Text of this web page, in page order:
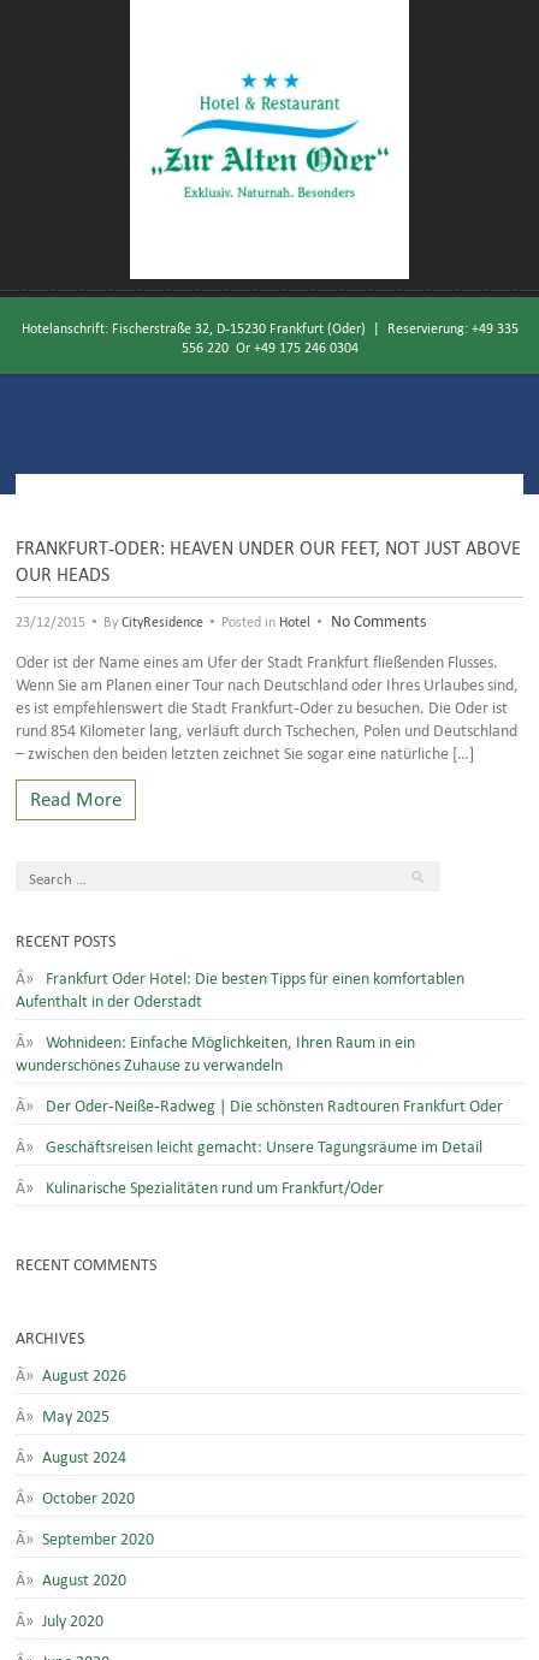
Hotelanschrift: Fischerstraße 32, D-15230 Frankfurt (Oder) | Reservierung: +49 335
556 220Or +49 175 246 0304
FRANKFURT-ODER: HEAVEN UNDER OUR FEET, NOT JUST ABOVE
OUR HEADS
23/12/2015 • ByCityResidence • Posted in Hotel • No Comments
Oder ist der Name eines am Ufer der Stadt Frankfurt fließenden Flusses.
Wenn Sie am Planen einer Tour nach Deutschland oder Ihres Urlaubes sind,
es ist empfehlenswert die Stadt Frankfurt-Oder zu besuchen. Die Oder ist
rund 854 Kilometer lang, verläuft durch Tschechen, Polen und Deutschland
– zwischen den beiden letzten zeichnet Sie sogar eine natürliche […]
Read More
RECENT POSTS
Frankfurt Oder Hotel: Die besten Tipps für einen komfortablen
Aufenthalt in der Oderstadt
Wohnideen: Einfache Möglichkeiten, Ihren Raum in ein
wunderschönes Zuhause zu verwandeln
Der Oder-Neiße-Radweg | Die schönsten Radtouren Frankfurt Oder
Geschäftsreisen leicht gemacht: Unsere Tagungsräume im Detail
Kulinarische Spezialitäten rund um Frankfurt/Oder
RECENT COMMENTS
ARCHIVES
August 2026
May 2025
August 2024
October 2020
September 2020
August 2020
July 2020